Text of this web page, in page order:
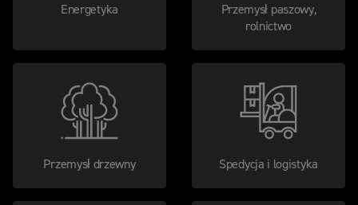
Energetyka
Przemysł paszowy,
rolnictwo
Przemysł drzewny Spedycja i logistyka